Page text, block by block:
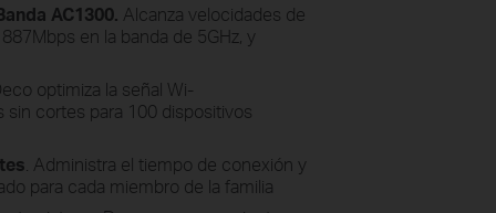
AC1300. Alcanza velocidades de
en la banda de 5GHz, y
optimiza la señal Wi-
cortes para 100 dispositivos
. Administra el tiempo de conexión y
para cada miembro de la familia